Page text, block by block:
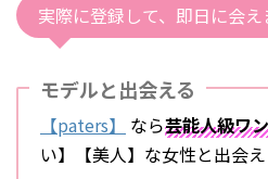
実際に登録して、即日に会え
モデルと出会える
【paters】 なら芸能人級ワ
い】【美人】な女性と出会え